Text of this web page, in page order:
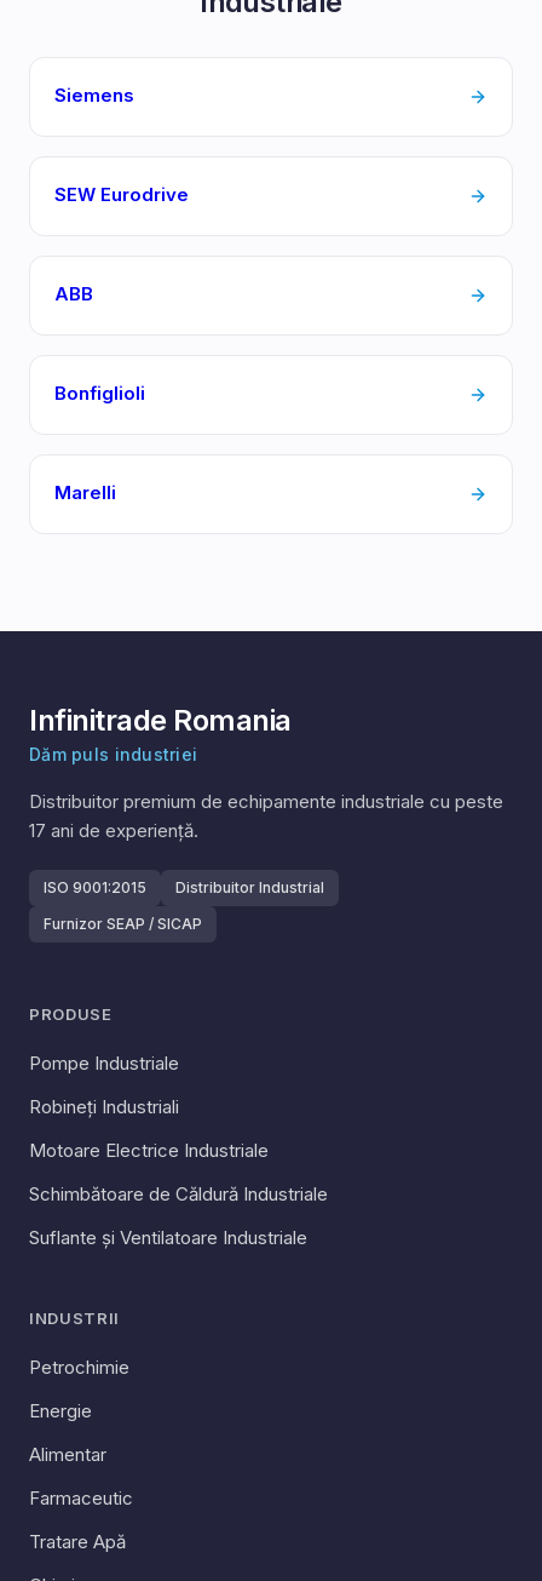
Siemens
SEW Eurodrive
ABB
Bonfiglioli
Marelli
Infinitrade Romania
Dăm puls industriei
Distribuitor premium de echipamente industriale cu peste
17 ani de experiență.
ISO 9001:2015
Distribuitor Industrial
Furnizor SEAP / SICAP
PRODUSE
Pompe Industriale
Robineți Industriali
Motoare Electrice Industriale
Schimbătoare de Căldură Industriale
Suflante și Ventilatoare Industriale
INDUSTRII
Petrochimie
Energie
Alimentar
Farmaceutic
Tratare Apă